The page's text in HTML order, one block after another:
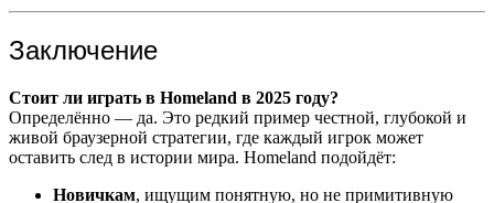
Заключение
Стоит ли играть в Homeland в 2025 году?
Определённо — да. Это редкий пример честной, глубокой и
живой браузерной стратегии, где каждый игрок может
оставить след в истории мира. Homeland подойдёт:
Новичкам, ищущим понятную, но не примитивную